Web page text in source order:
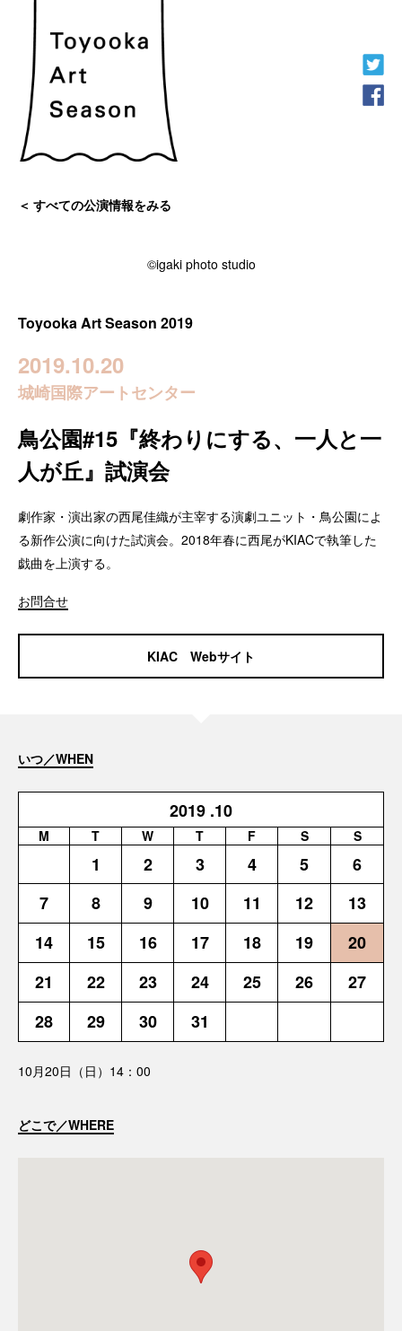
すべての公演情報をみる
©igaki photo studio
Toyooka Art Season 2019
2019.10.20
城崎国際アートセンター
鳥公園#15『終わりにする、一人と一
人が丘』試演会
劇作家・演出家の西尾佳織が主宰する演劇ユニット・鳥公園によ
る新作公演に向けた試演会。2018年春に西尾がKIACで執筆した
戯曲を上演する。
お問合せ
KIAC Webサイト
いつ／WHEN
2019 .10
M T W T F S S
1 2 3 4 5
6
7
8 9 10 11 12
13
14
15 16 17 18 19
20
21
22 23 24 25 26
27
28
29 30 31
10月20日（日）14：00
どこで／WHERE